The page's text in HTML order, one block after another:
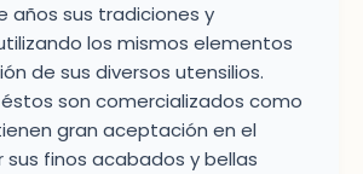
años sus tradiciones y
los mismos elementos
de sus diversos utensilios.
son comercializados como
gran aceptación en el
sus finos acabados y bellas